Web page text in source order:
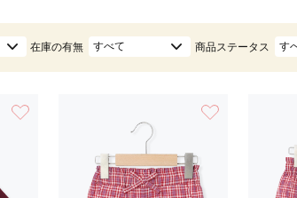
在庫の有無 すべて 商品ステータス す